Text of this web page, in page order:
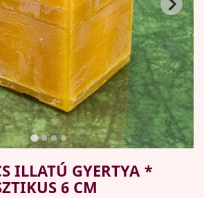
ILLATÚ GYERTYA *
6 CM